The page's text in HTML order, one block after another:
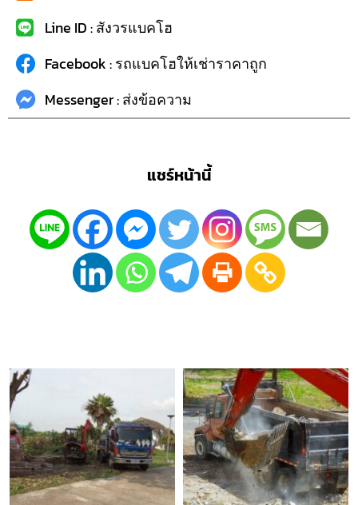
Line ID : สังวรแบคโฮ
Facebook : รถแบคโฮให้เช่าราคาถูก
Messenger : ส่งข้อความ
แชร์หน้านี้